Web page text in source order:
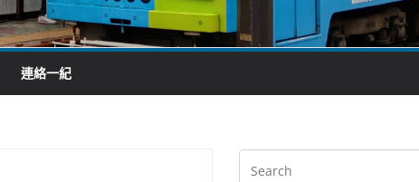
連絡一紀